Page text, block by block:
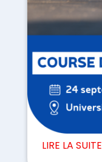
LIRE LA SUITE